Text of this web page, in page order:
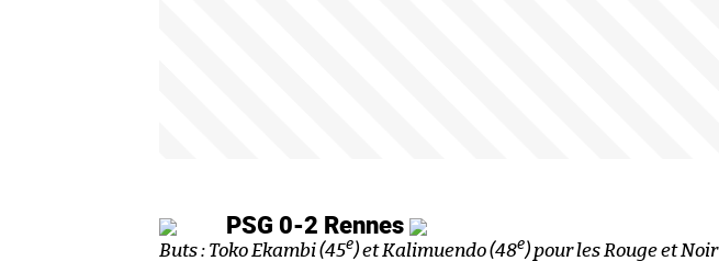
PSG 0-2 Rennes
Buts : Toko Ekambi (45e) et Kalimuendo (48e) pour les Rouge et Noir